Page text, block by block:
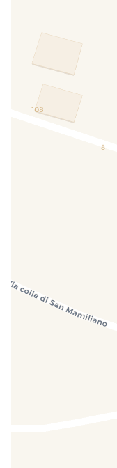
Aussenbereich
Überdachter
Eigener Eingang
Garten INBEGRIFFEN